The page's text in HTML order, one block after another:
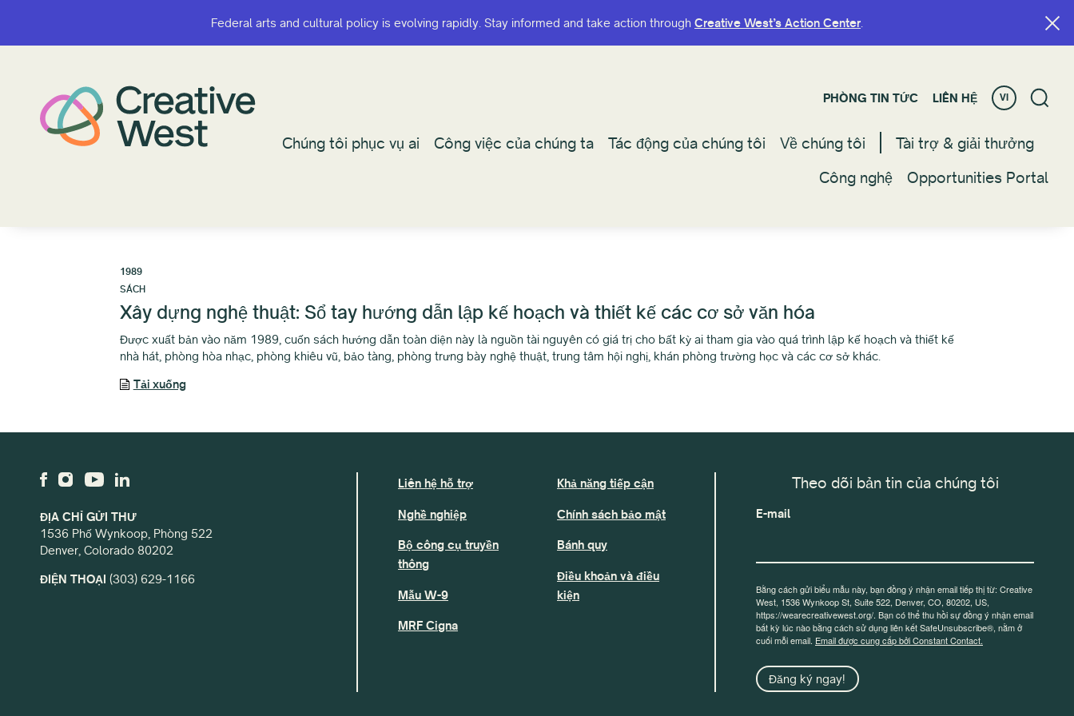
Federal arts and cultural policy is evolving rapidly. Stay informed and take action through Creative West’s Action Center.
PHÒNG TIN TỨC LIÊN HỆ VI
Chúng tôi phục vụ ai Công việc của chúng ta Tác động của chúng tôi Về chúng tôi
Tài trợ & giải thưởng
Công nghệ
Opportunities Portal
Federal arts and cultural policy is evolving rapidly. Stay informed and take action through Creative West’s Action Center.
PHÒNG TIN TỨC LIÊN HỆ VI
Chúng tôi phục vụ ai Công việc của chúng ta Tác động của chúng tôi Về chúng tôi
Tài trợ & giải thưởng
Công nghệ
Opportunities Portal
1989
SÁCH
Xây dựng nghệ thuật: Sổ tay hướng dẫn lập kế hoạch và thiết kế các cơ sở văn hóa
Được xuất bản vào năm 1989, cuốn sách hướng dẫn toàn diện này là nguồn tài nguyên có giá trị cho bất kỳ ai tham gia vào quá trình lập kế hoạch và thiết kế
nhà hát, phòng hòa nhạc, phòng khiêu vũ, bảo tàng, phòng trưng bày nghệ thuật, trung tâm hội nghị, khán phòng trường học và các cơ sở khác.
Tải xuống
ĐỊA CHỈ GỬI THƯ
1536 Phố Wynkoop, Phòng 522
Denver, Colorado 80202
ĐIỆN THOẠI (303) 629-1166
Liên hệ hỗ trợ
Nghề nghiệp
Bộ công cụ truyền
thông
Mẫu W-9
MRF Cigna
Khả năng tiếp cận
Chính sách bảo mật
Bánh quy
Điều khoản và điều
kiện
Theo dõi bản tin của chúng tôi
E-mail
Bằng cách gửi biểu mẫu này, bạn đồng ý nhận email tiếp thị từ: Creative
West, 1536 Wynkoop St, Suite 522, Denver, CO, 80202, US,
https://wearecreativewest.org/. Bạn có thể thu hồi sự đồng ý nhận email
bất kỳ lúc nào bằng cách sử dụng liên kết SafeUnsubscribe®, nằm ở
cuối mỗi email. Email được cung cấp bởi Constant Contact.
Đăng ký ngay!